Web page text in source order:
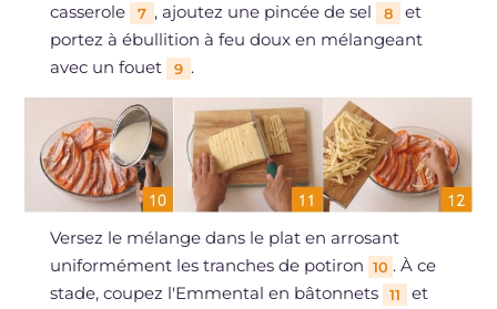
casserole
7 , ajoutez une pincée de sel 8
et
portez à ébullition à feu doux en mélangeant
avec un fouet
9 .
Versez le mélange dans le plat en arrosant
uniformément les tranches de potiron 10 . À ce
stade, coupez l'Emmental en bâtonnets
11
et